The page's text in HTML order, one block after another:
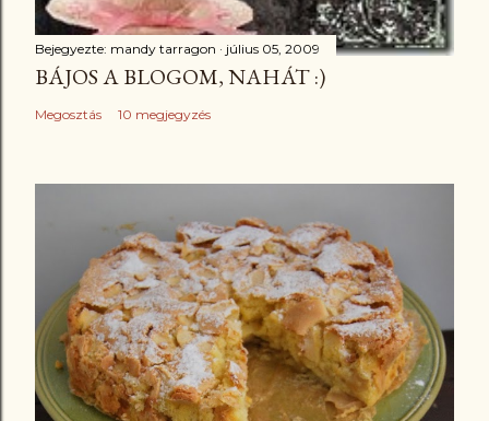
Bejegyezte: mandy tarragon július 05, 2009
BÁJOS A BLOGOM, NAHÁT :)
Megosztás 10 megjegyzés